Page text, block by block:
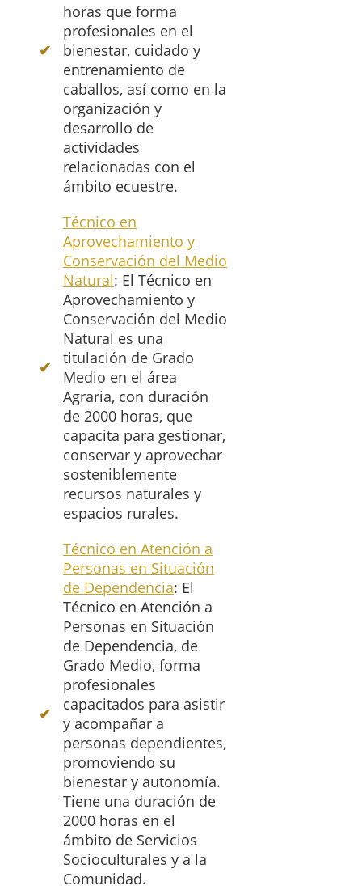
horas que forma
profesionales en el
bienestar, cuidado y
entrenamiento de
caballos, así como en la
organización y
desarrollo de
actividades
relacionadas con el
ámbito ecuestre.
Técnico en
Aprovechamiento y
Conservación del Medio
Natural: El Técnico en
Aprovechamiento y
Conservación del Medio
Natural es una
titulación de Grado
Medio en el área
Agraria, con duración
de 2000 horas, que
capacita para gestionar,
conservar y aprovechar
sosteniblemente
recursos naturales y
espacios rurales.
Técnico en Atención a
Personas en Situación
de Dependencia: El
Técnico en Atención a
Personas en Situación
de Dependencia, de
Grado Medio, forma
profesionales
capacitados para asistir
y acompañar a
personas dependientes,
promoviendo su
bienestar y autonomía.
Tiene una duración de
2000 horas en el
ámbito de Servicios
Socioculturales y a la
Comunidad.